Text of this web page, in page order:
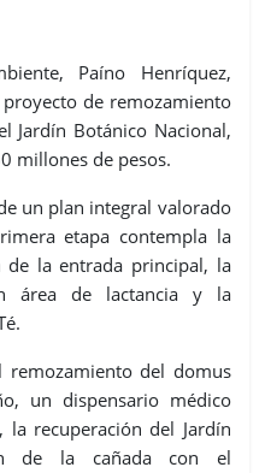
Paíno Henríquez,
de remozamiento
Jardín Botánico Nacional,
millones de pesos.
un plan integral valorado
etapa contempla la
de la entrada principal, la
área de lactancia y la
remozamiento del domus
un dispensario médico
la recuperación del Jardín
de la cañada con el